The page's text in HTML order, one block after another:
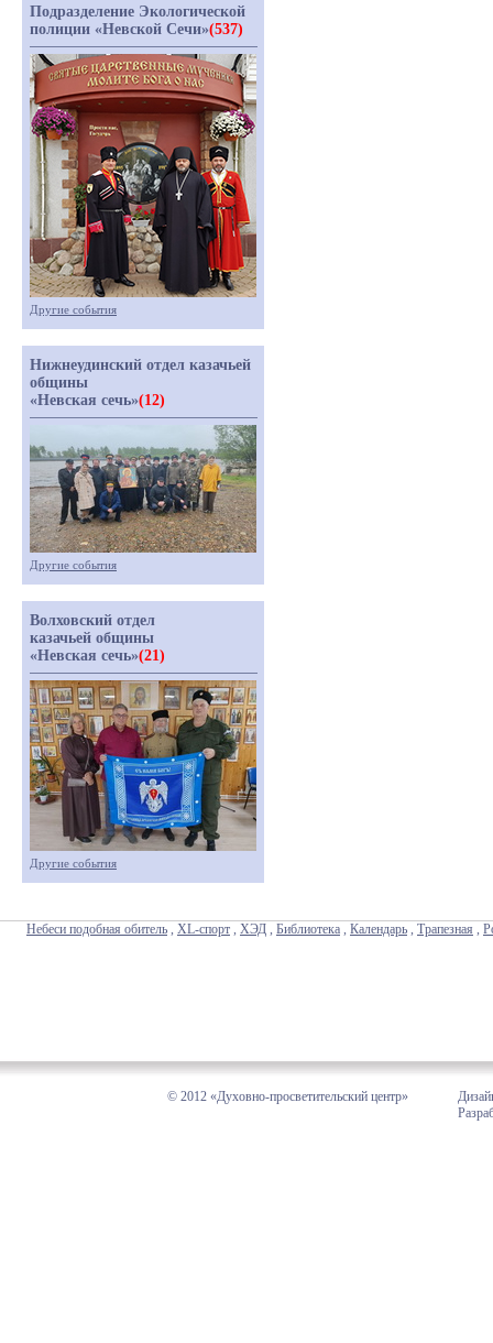
Подразделение Экологической
полиции «Невской Сечи»(537)
Другие события
Нижнеудинский отдел казачьей
общины
«Невская сечь»(12)
Другие события
Волховский отдел
казачьей общины
«Невская сечь»(21)
Другие события
Небеси подобная обитель , XL-спорт , ХЭД , Библиотека , Календарь , Трапезная ,
© 2012 «Духовно-просветительский центр»